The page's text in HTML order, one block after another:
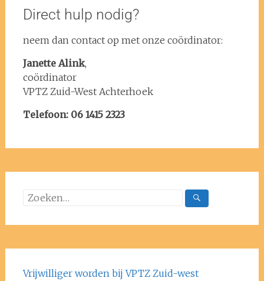
Direct hulp nodig?
neem dan contact op met onze coördinator:
Janette Alink,
coördinator
VPTZ Zuid-West Achterhoek
Telefoon: 06 1415 2323
Vrijwilliger worden bij VPTZ Zuid-west